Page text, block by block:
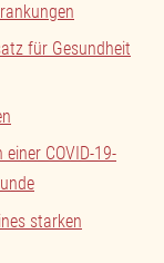
für Gesundheit
COVID-19-
starken